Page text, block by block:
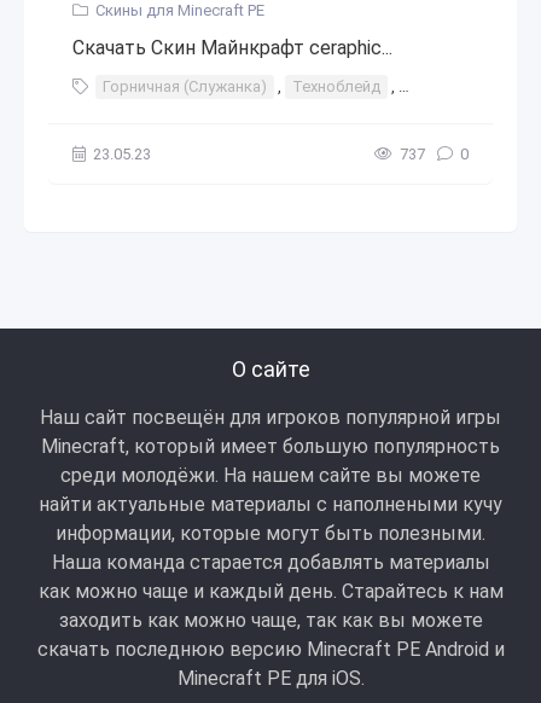
Скины для Minecraft PE
Скачать Скин Майнкрафт ceraphic...
Горничная (Служанка) , Техноблейд , Техномад
23.05.23 737 0
О сайте
Наш сайт посвещён для игроков популярной игры
Minecraft, который имеет большую популярность
среди молодёжи. На нашем сайте вы можете
найти актуальные материалы с наполнеными кучу
информации, которые могут быть полезными.
Наша команда старается добавлять материалы
как можно чаще и каждый день. Старайтесь к нам
заходить как можно чаще, так как вы можете
скачать последнюю версию Minecraft PE Android и
Minecraft РЕ для iOS.